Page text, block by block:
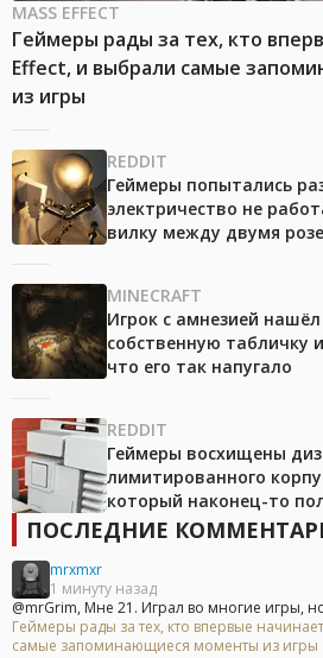
MASS EFFECT
Геймеры рады за тех, кто
Effect, и выбрали самые
из игры
REDDIT
Геймеры попытались
электричество не
вилку между двумя
MINECRAFT
Игрок с амнезией
собственную табличку
что его так напугало
REDDIT
Геймеры восхищены
лимитированного
который наконец-то
ПОСЛЕДНИЕ
mrxmxr
1 минуту назад
@mrGrim, Мне 21. Играл во многие игры, но
Геймеры рады за тех, кто впервые
самые запоминающиеся моменты из игры